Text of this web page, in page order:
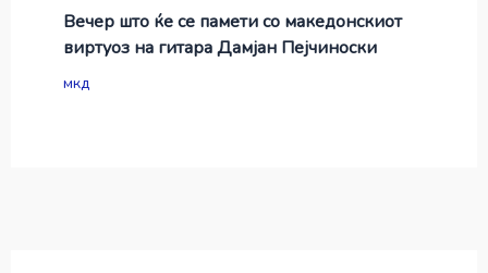
Вечер што ќе се памети со македонскиот
виртуоз на гитара Дамјан Пејчиноски
мкд